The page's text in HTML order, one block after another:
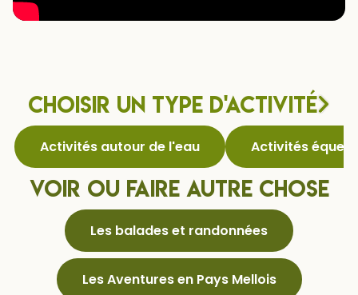
Choisir un type d'activité
Activités autour de l'eau Activités
Voir ou faire autre chose
Les balades et randonnées
Les Aventures en Pays Mellois